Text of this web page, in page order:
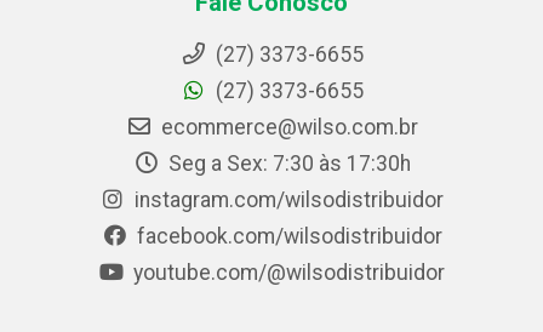
(27) 3373-6655
(27) 3373-6655
ecommerce@wilso.com.br
Seg a Sex: 7:30 às 17:30h
instagram.com/wilsodistribuidor
facebook.com/wilsodistribuidor
youtube.com/@wilsodistribuidor